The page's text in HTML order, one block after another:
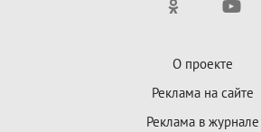
О проекте
Реклама на сайте
Реклама в журнале